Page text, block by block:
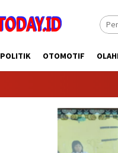
POLITIK OTOMOTIF